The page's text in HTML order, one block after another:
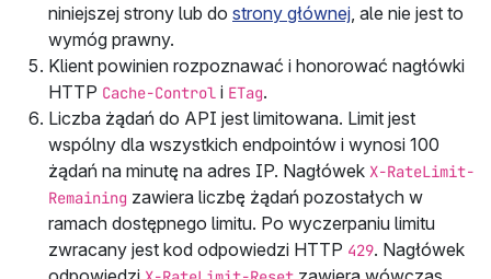
niniejszej strony lub do strony głównej, ale nie jest to
wymóg prawny.
Klient powinien rozpoznawać i honorować nagłówki
HTTP Cache-Control i ETag.
Liczba żądań do API jest limitowana. Limit jest
wspólny dla wszystkich endpointów i wynosi 100
żądań na minutę na adres IP. Nagłówek X-RateLimit-
Remaining zawiera liczbę żądań pozostałych w
ramach dostępnego limitu. Po wyczerpaniu limitu
zwracany jest kod odpowiedzi HTTP 429. Nagłówek